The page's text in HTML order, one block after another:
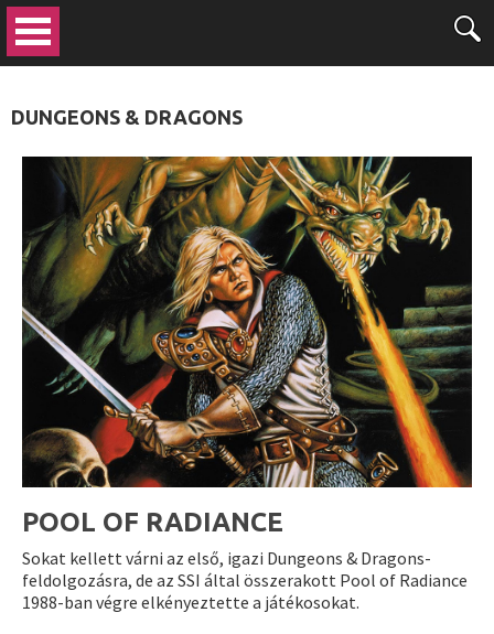
DUNGEONS & DRAGONS
POOL OF RADIANCE
Sokat kellett várni az első, igazi Dungeons & Dragons-
feldolgozásra, de az SSI által összerakott Pool of Radiance
1988-ban végre elkényeztette a játékosokat.